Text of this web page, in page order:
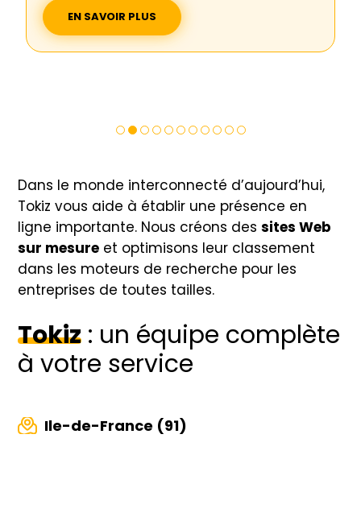
EN SAVOIR PLUS
Dans le monde interconnecté d’aujourd’hui,
Tokiz vous aide à établir une présence en
ligne importante. Nous créons dessites Web
sur mesure et optimisons leur classement
dans les moteurs de recherche pour les
entreprises de toutes tailles.
Tokiz : un équipe complète
à votre service
Ile-de-France (91)